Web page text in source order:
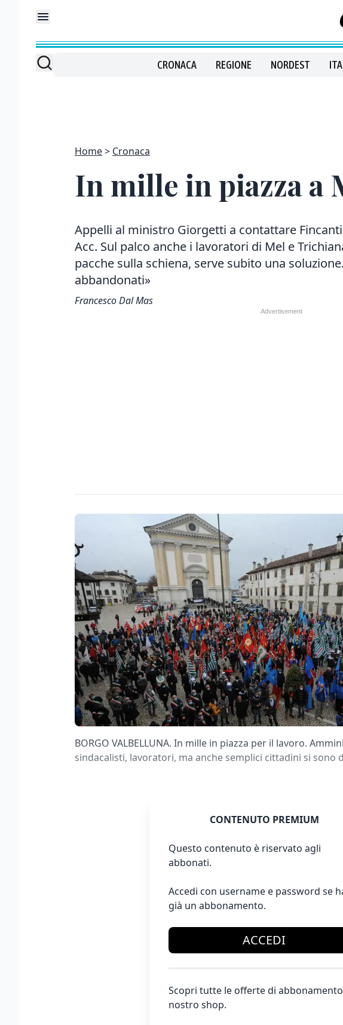
CRONACA REGIONE NORDEST
Home Cronaca
In mille in piazza a
Appelli al ministro Giorgetti a contattare
Acc. Sul palco anche i lavoratori di Mel e
pacche sulla schiena, serve subito una
abbandonati»
Francesco Dal Mas
BORGO VALBELLUNA. In mille in piazza per il lavoro.
sindacalisti, lavoratori, ma anche semplici cittadini si sono
CONTENUTO PREMIUM
Questo contenuto è riservato agli
abbonati.
Accedi con username e password se
già un abbonamento.
ACCEDI
Scopri tutte le offerte di
nostro shop.